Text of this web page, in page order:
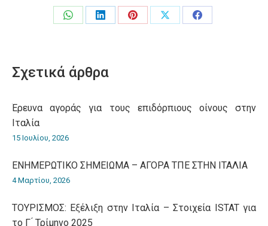
Share
Share
Share
Share
Share
Σχετικά άρθρα
Έρευνα αγοράς για τους επιδόρπιους οίνους στην
Ιταλία
15 Ιουλίου, 2026
ΕΝΗΜΕΡΩΤΙΚΟ ΣΗΜΕΙΩΜΑ – ΑΓΟΡΑ ΤΠΕ ΣΤΗΝ ΙΤΑΛΙΑ
4 Μαρτίου, 2026
ΤΟΥΡΙΣΜΟΣ: Εξέλιξη στην Ιταλία – Στοιχεία ISTAT για
το Γ ́ Τρίμηνο 2025